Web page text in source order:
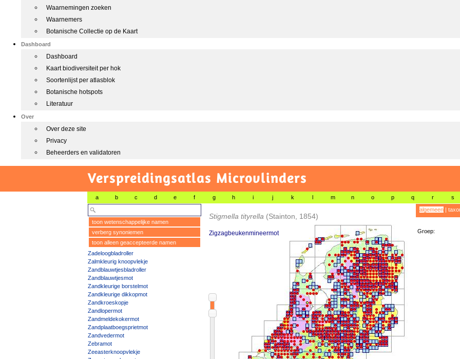
Waarnemingen zoeken
Waarnemers
Botanische Collectie op de Kaart
Dashboard
Dashboard
Kaart biodiversiteit per hok
Soortenlijst per atlasblok
Botanische hotspots
Literatuur
Over
Over deze site
Privacy
Beheerders en validatoren
Verspreidingsatlas Microvlinders
a b c d e f g h i j k l m n o p q r s
toon wetenschappelijke namen
verberg synoniemen
toon alleen geaccepteerde namen
Zadeloogbladroller
Zalmkleurig knoopvlekje
Zandblauwtjesbladroller
Zandblauwtjesmot
Zandkleurige borstelmot
Zandkleurige dikkopmot
Zandkroeskopje
Zandlopermot
Zandmeldekokermot
Zandplaatboegsprietmot
Zandvedermot
Zebramot
Zeeasterknoopvlekje
Stigmella tityrella (Stainton, 1854)
Zigzagbeukenmineermot
algemeen|
Groep: